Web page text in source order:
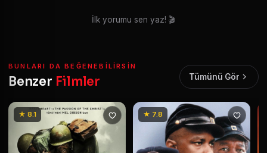
İlk yorumu sen yaz! 🎬
BUNLARI DA BEĞENEBILIRSIN
Benzer Filmler Tümünü Gör
★ 8.1 ★ 7.8